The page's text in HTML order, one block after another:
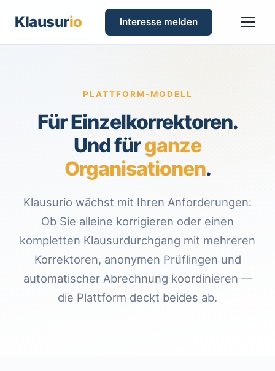
Klausurio Interesse melden
PLATTFORM-MODELL
Für Einzelkorrektoren.
Und fürganze
Organisationen.
Klausurio wächst mit Ihren Anforderungen:
Ob Sie alleine korrigieren oder einen
kompletten Klausurdurchgang mit mehreren
Korrektoren, anonymen Prüflingen und
automatischer Abrechnung koordinieren —
die Plattform deckt beides ab.